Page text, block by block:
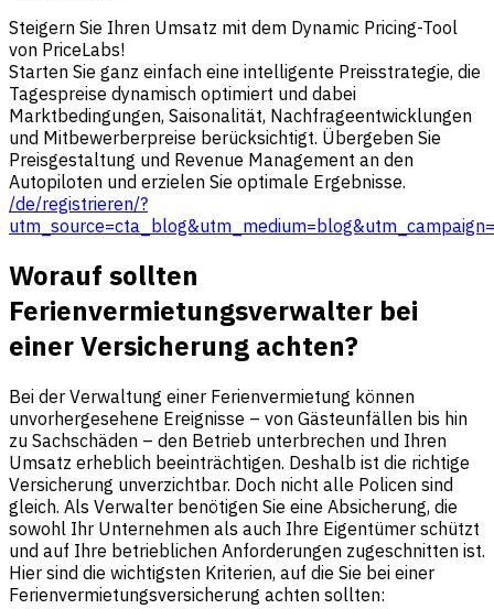
Steigern Sie Ihren Umsatz mit dem Dynamic Pricing-Tool
von PriceLabs!
Starten Sie ganz einfach eine intelligente Preisstrategie, die
Tagespreise dynamisch optimiert und dabei
Marktbedingungen, Saisonalität, Nachfrageentwicklungen
und Mitbewerberpreise berücksichtigt. Übergeben Sie
Preisgestaltung und Revenue Management an den
Autopiloten und erzielen Sie optimale Ergebnisse.
/de/registrieren/?
Worauf sollten
Ferienvermietungsverwalter bei
einer Versicherung achten?
Bei der Verwaltung einer Ferienvermietung können
unvorhergesehene Ereignisse – von Gästeunfällen bis hin
zu Sachschäden – den Betrieb unterbrechen und Ihren
Umsatz erheblich beeinträchtigen. Deshalb ist die richtige
Versicherung unverzichtbar. Doch nicht alle Policen sind
gleich. Als Verwalter benötigen Sie eine Absicherung, die
sowohl Ihr Unternehmen als auch Ihre Eigentümer schützt
und auf Ihre betrieblichen Anforderungen zugeschnitten ist.
Hier sind die wichtigsten Kriterien, auf die Sie bei einer
Ferienvermietungsversicherung achten sollten: